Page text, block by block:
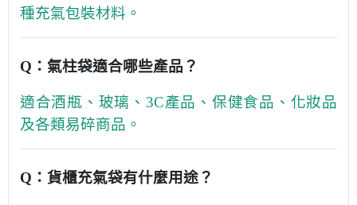
種充氣包裝材料。
Q：氣柱袋適合哪些產品？
適合酒瓶、玻璃、3C產品、保健食品、化妝品
及各類易碎商品。
Q：貨櫃充氣袋有什麼用途？